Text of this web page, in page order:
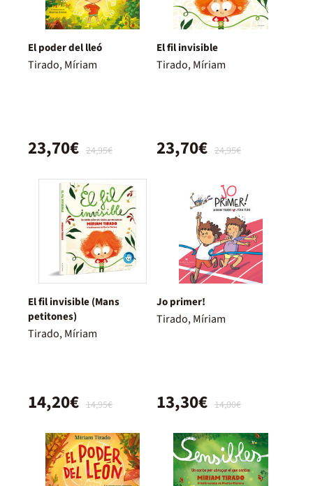
El poder del lleó
Tirado, Míriam
24,95€
23,70€
El fil invisible
Tirado, Míriam
24,95€
23,70€
El fil invisible (Mans
petitones)
Tirado, Míriam
14,95€
14,20€
Jo primer!
Tirado, Míriam
14,00€
13,30€